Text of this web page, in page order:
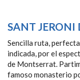
SANT JERONI
Sencilla ruta,
indicada, por el
de Montserrat.
famoso monasterio